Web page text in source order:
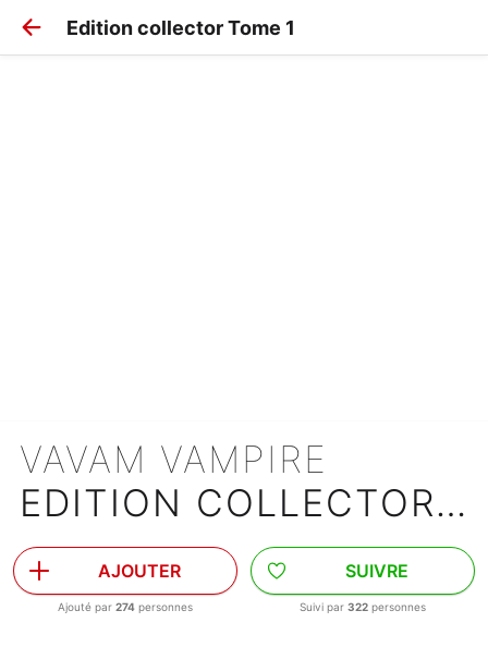
Edition collector Tome 1
VAVAM VAMPIRE
EDITION COLLECTOR TOME 1
AJOUTER
Ajouté par 274 personnes
SUIVRE
Suivi par 322 personnes